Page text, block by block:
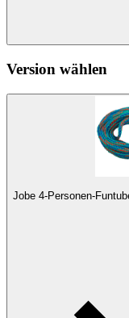
Version wählen
Jobe 4-Personen-